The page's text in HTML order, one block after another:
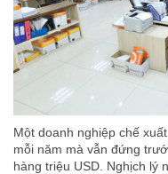
Một doanh nghiệp chế
mỗi năm mà vẫn đứng
hàng triệu USD. Nghịch lý